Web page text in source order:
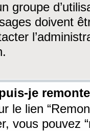
groupe
doivent
je
le lien
vous pouvez